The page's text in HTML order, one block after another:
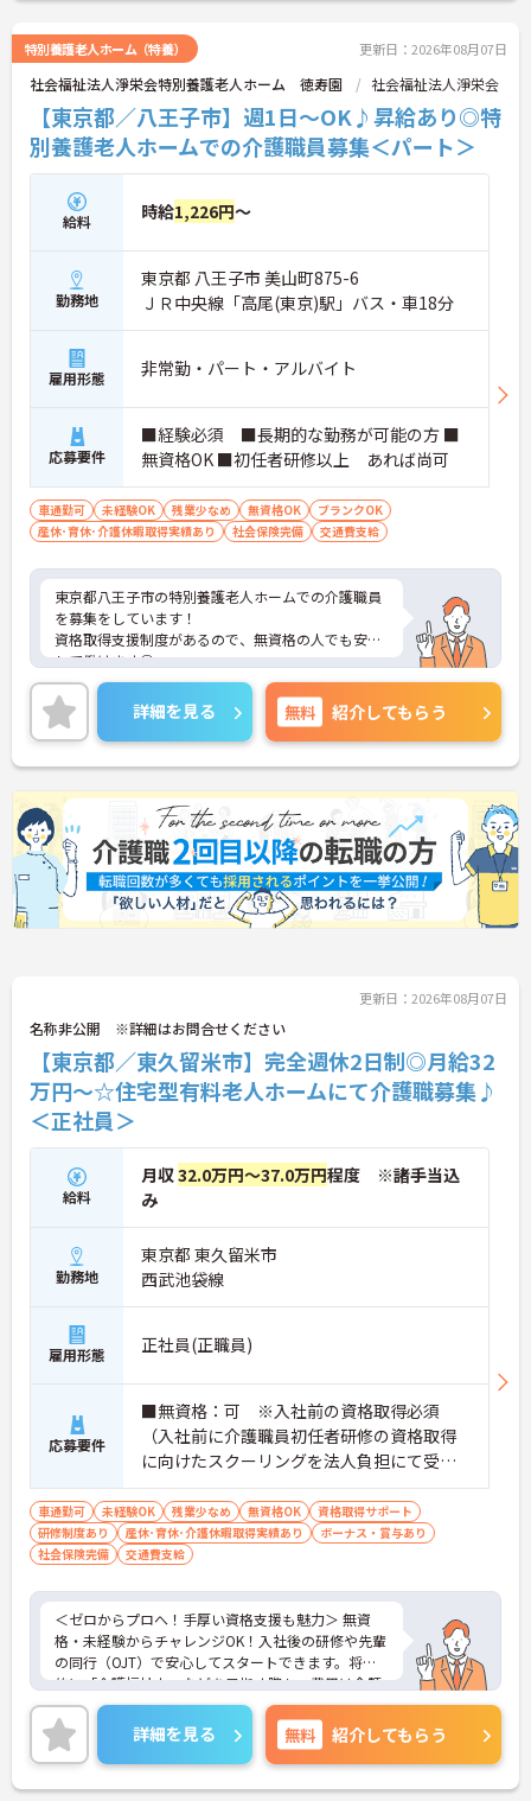
特別養護老人ホーム（特養） 更新日：2026年08月07日
社会福祉法人淨栄会特別養護老人ホーム 徳寿園 社会福祉法人淨栄会
【東京都／八王子市】週1日～OK♪昇給あり◎特
別養護老人ホームでの介護職員募集＜パート＞
給料 時給1,226円～
勤務地
東京都 八王子市 美山町875-6
ＪＲ中央線「高尾(東京)駅」バス・車18分
雇用形態 非常勤・パート・アルバイト
応募要件
■経験必須 ■長期的な勤務が可能の方 ■
無資格OK ■初任者研修以上 あれば尚可
車通勤可 未経験OK 残業少なめ 無資格OK
ブランクOK
産休･育休･介護休暇取得実績あり
社会保険完備 交通費支給
東京都八王子市の特別養護老人ホームでの介護職員
を募集をしています！
資格取得支援制度があるので、無資格の人でも安心
して働けます◎
勤務時間や日数も相談可能なので自分のライフスタ
イルに合わせて働ける職場です♪
ご興味のある方は、面接のポイントをお伝えします
のでご連絡ください！
詳細を見る 無料 紹介してもらう
更新日：2026年08月07日
名称非公開 ※詳細はお問合せください
【東京都／東久留米市】完全週休2日制◎月給32
万円～☆住宅型有料老人ホームにて介護職募集♪
＜正社員＞
給料
月収32.0万円～37.0万円程度 ※諸手当込
み
勤務地
東京都 東久留米市
西武池袋線
雇用形態 正社員(正職員)
応募要件
■無資格：可 ※入社前の資格取得必須
（入社前に介護職員初任者研修の資格取得
に向けたスクーリングを法人負担にて受講
していただきます。） ■実務経験：不問
車通勤可 未経験OK 残業少なめ 無資格OK
資格取得サポート
研修制度あり
産休･育休･介護休暇取得実績あり
ボーナス・賞与あり
社会保険完備
交通費支給
＜ゼロからプロへ！手厚い資格支援も魅力＞ 無資
格・未経験からチャレンジOK！入社後の研修や先輩
の同行（OJT）で安心してスタートできます。将来
的に「介護福祉士」などを目指す際も、費用は全額
会社負担。一人ひとりの「学びたい」を全力で応援
します！
＜高収入＆選べる休みで充実＞ 月給32万円（夜勤あ
り）の厚待遇に加え、基本的に定時退社OK♪休日は
曜日固定の「完全週休2日制」で予定が立てやす
詳細を見る 無料 紹介してもらう